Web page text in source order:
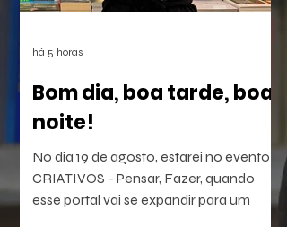
Bom dia, boa tarde, boa
noite!
No dia 19 de agosto, estarei no evento
CRIATIVOS - Pensar, Fazer, quando
esse portal vai se expandir para um
há 5 horas